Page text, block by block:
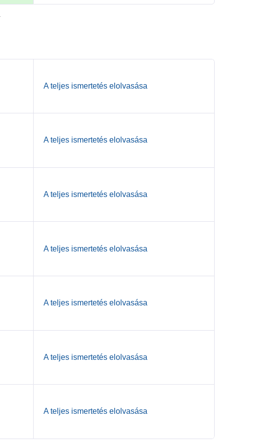
A teljes ismertetés elolvasása
A teljes ismertetés elolvasása
A teljes ismertetés elolvasása
A teljes ismertetés elolvasása
A teljes ismertetés elolvasása
A teljes ismertetés elolvasása
A teljes ismertetés elolvasása